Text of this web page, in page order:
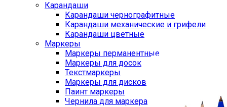
Карандаши
Карандаши чернографитные
Карандаши механические и грифели
Карандаши цветные
Маркеры
Маркеры перманентные
Маркеры для досок
Текстмаркеры
Маркеры для дисков
Паинт маркеры
Чернила для маркера